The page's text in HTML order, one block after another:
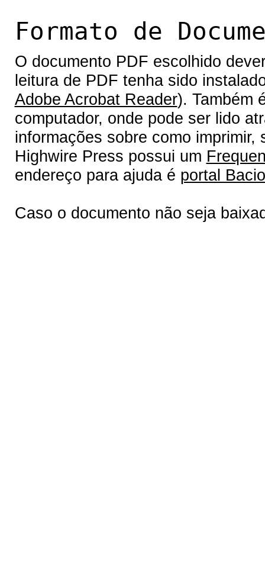
Formato de
O documento PDF escolhido
leitura de PDF tenha sido
Adobe Acrobat Reader). Também
computador, onde pode ser lido
informações sobre como
Highwire Press possui um
endereço para ajuda é portal
Caso o documento não seja